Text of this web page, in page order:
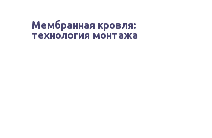
Мембранная кровля:
технология монтажа